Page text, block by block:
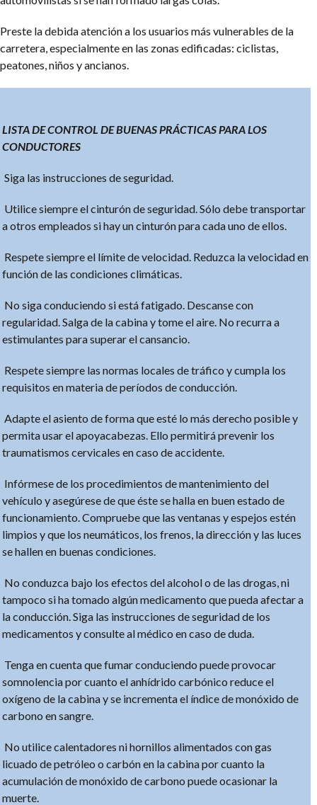
Preste la debida atención a los usuarios más vulnerables de la
carretera, especialmente en las zonas edificadas: ciclistas,
peatones, niños y ancianos.
LISTA DE CONTROL DE BUENAS PRÁCTICAS PARA LOS
CONDUCTORES
Siga las instrucciones de seguridad.
Utilice siempre el cinturón de seguridad. Sólo debe transportar
a otros empleados si hay un cinturón para cada uno de ellos.
Respete siempre el límite de velocidad. Reduzca la velocidad en
función de las condiciones climáticas.
No siga conduciendo si está fatigado. Descanse con
regularidad. Salga de la cabina y tome el aire. No recurra a
estimulantes para superar el cansancio.
Respete siempre las normas locales de tráfico y cumpla los
requisitos en materia de períodos de conducción.
Adapte el asiento de forma que esté lo más derecho posible y
permita usar el apoyacabezas. Ello permitirá prevenir los
traumatismos cervicales en caso de accidente.
Infórmese de los procedimientos de mantenimiento del
vehículo y asegúrese de que éste se halla en buen estado de
funcionamiento. Compruebe que las ventanas y espejos estén
limpios y que los neumáticos, los frenos, la dirección y las luces
se hallen en buenas condiciones.
No conduzca bajo los efectos del alcohol o de las drogas, ni
tampoco si ha tomado algún medicamento que pueda afectar a
la conducción. Siga las instrucciones de seguridad de los
medicamentos y consulte al médico en caso de duda.
Tenga en cuenta que fumar conduciendo puede provocar
somnolencia por cuanto el anhídrido carbónico reduce el
oxígeno de la cabina y se incrementa el índice de monóxido de
carbono en sangre.
No utilice calentadores ni hornillos alimentados con gas
licuado de petróleo o carbón en la cabina por cuanto la
acumulación de monóxido de carbono puede ocasionar la
muerte.